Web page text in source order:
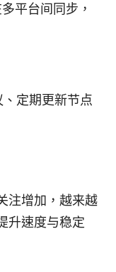
平台间同步，
定期更新节点
注增加，越来越
升速度与稳定